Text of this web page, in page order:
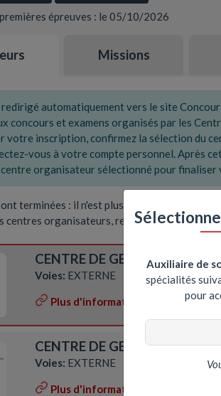
épreuves : le 05/10/2026
Missions
redirigé automatiquement vers le site
concours et examens organisés par les
votre inscription, confirmez la sélection du
vous à votre compte personnel. Après
organisateur sélectionné pour
terminées : il n'est plus possible de
centres organisateurs, rendez-vous sur la
CENTRE DE GESTION DE
Voies: EXTERNE
Plus d'informations
CENTRE DE GESTION DU
Voies: EXTERNE
Plus d'informations
Auxiliaire de
spécialités
pour